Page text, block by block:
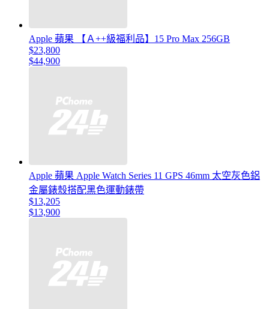
Apple 蘋果 【Ａ++級福利品】15 Pro Max 256GB
$23,800
$44,900
Apple 蘋果 Apple Watch Series 11 GPS 46mm 太空灰色鋁
金屬錶殼搭配黑色運動錶帶
$13,205
$13,900